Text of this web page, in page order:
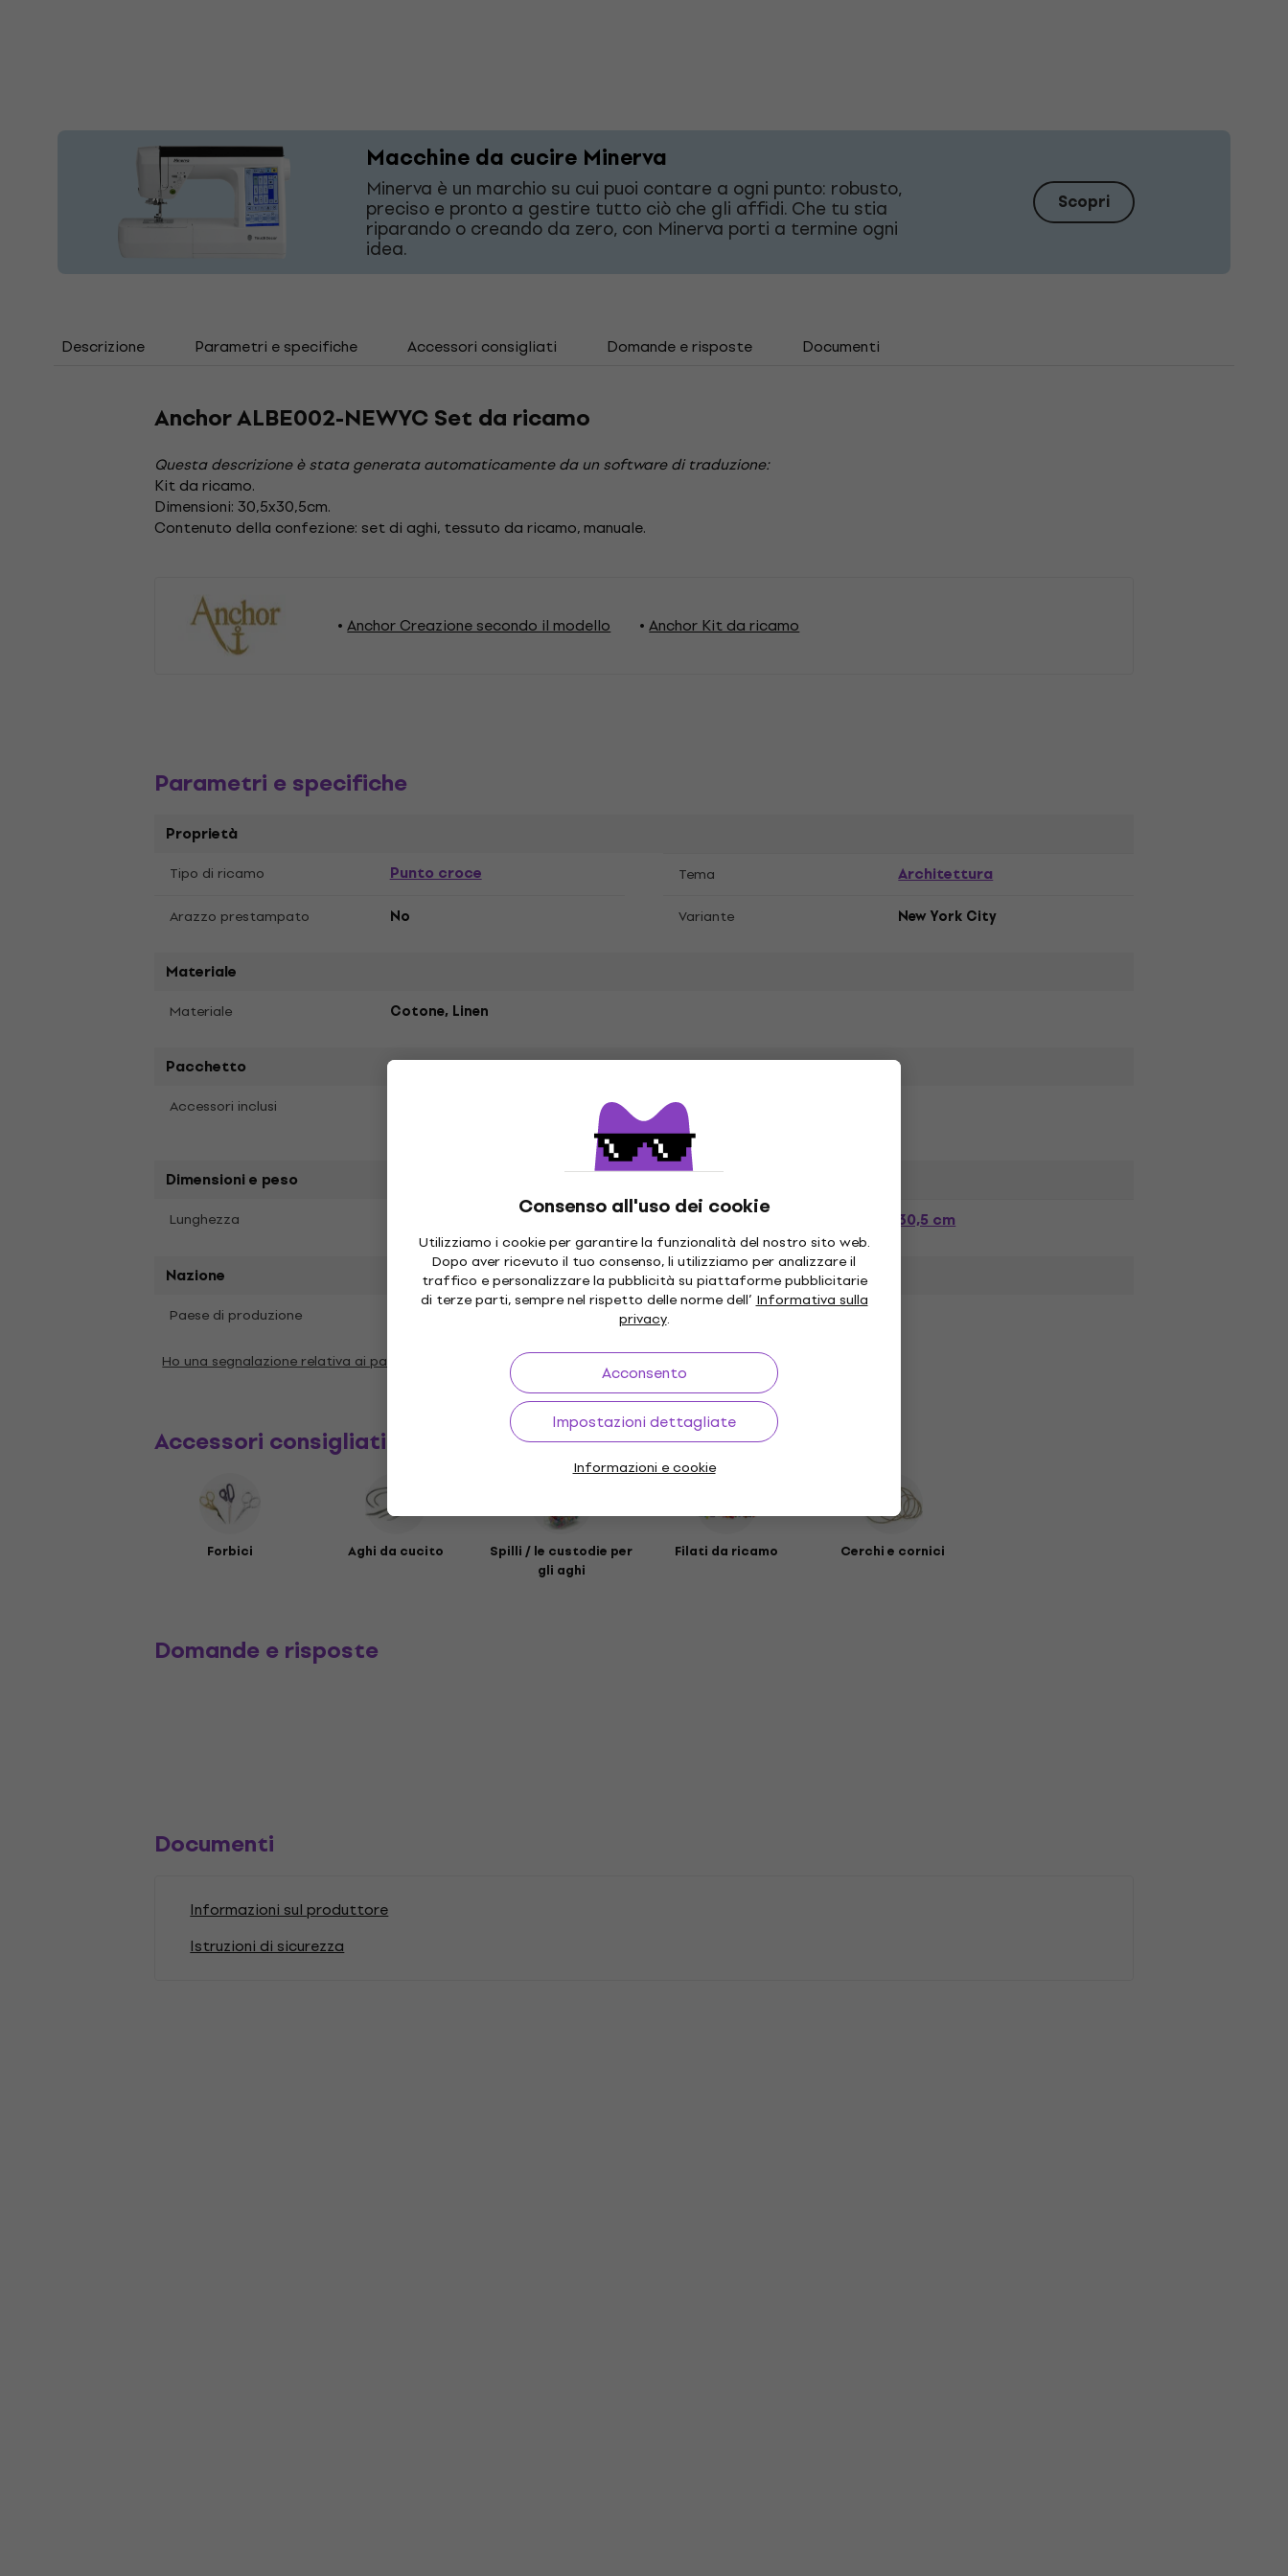
Consenso all'uso dei cookie
Utilizziamo i cookie per garantire la funzionalità del nostro sito web.
Dopo aver ricevuto il tuo consenso, li utilizziamo per analizzare il
traffico e personalizzare la pubblicità su piattaforme pubblicitarie
di terze parti, sempre nel rispetto delle norme dell’Informativa sulla
privacy.
Acconsento
Impostazioni dettagliate
Informazioni e cookie
Macchine da cucire Minerva
Minerva è un marchio su cui puoi contare a ogni punto: robusto,
preciso e pronto a gestire tutto ciò che gli affidi. Che tu stia
riparando o creando da zero, con Minerva porti a termine ogni
idea.
Scopri
Descrizione Parametri e specifiche Accessori consigliati Domande e risposte Documenti
Anchor ALBE002-NEWYC Set da ricamo
Questa descrizione è stata generata automaticamente da un software di traduzione:
Kit da ricamo.
Dimensioni: 30,5x30,5cm.
Contenuto della confezione: set di aghi, tessuto da ricamo, manuale.
Anchor Creazione secondo il modello Anchor Kit da ricamo
Parametri e specifiche
Proprietà
Tipo di ricamo Punto croce Tema Architettura
Arazzo prestampato No Variante New York City
Materiale
Materiale Cotone, Linen
Pacchetto
Accessori inclusi
Dimensioni e peso
Lunghezza 30,5 cm
Nazione
Paese di produzione
Ho una segnalazione relativa ai parametri
Accessori consigliati
Forbici Aghi da cucito
Spilli / le custodie per
gli aghi
Filati da ricamo Cerchi e cornici
Domande e risposte
Documenti
Informazioni sul produttore
Istruzioni di sicurezza